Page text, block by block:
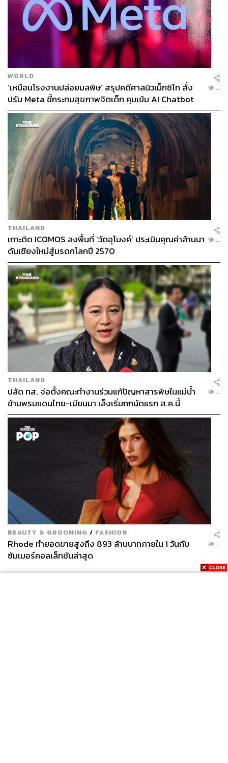
105
ABOUT THE AUTHOR
Content Creator ประจำกองบรรณาธิการข่าว
กีฬา สำนักข่าว THE STANDARD ผู้มีงาน
อดิเรกคือการสัมภาษณ์ BNK48
WORLD
‘เหมือนโรงงานปล่อยมลพิษ’ สรุปคดีศาลนิวเม็กซิโก สั่ง
ปรับ Meta ชี้กระทบสุขภาพจิตเด็ก คุมเข้ม AI Chatbot
...
THAILAND
เกาะติด ICOMOS ลงพื้นที่ ‘วัดอุโมงค์’ ประเมินคุณค่าล้านนา
ดันเชียงใหม่สู่มรดกโลกปี 2570
...
THAILAND
ปลัด ทส. จ่อตั้งคณะทำงานร่วมแก้ปัญหาสารพิษในแม่น้ำ
ข้ามพรมแดนไทย-เมียนมา เล็งเริ่มถกนัดแรก ส.ค.นี้
...
BEAUTY & GROOMING / FASHION
Rhode ทำยอดขายสูงถึง 893 ล้านบาทภายใน 1 วันกับ
ซัมเมอร์คอลเล็กชันล่าสุด
...